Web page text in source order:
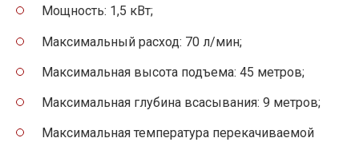
Мощность: 1,5 кВт;
Максимальный расход: 70 л/мин;
Максимальная высота подъема: 45 метров;
Максимальная глубина всасывания: 9 метров;
Максимальная температура перекачиваемой